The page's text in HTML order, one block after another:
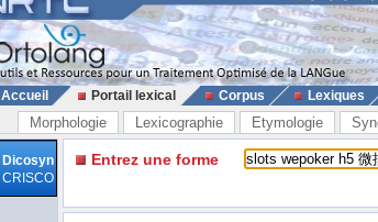
Accueil Portail lexical Corpus Lexiques
Morphologie Lexicographie Etymologie
Dicosyn
CRISCO
Entrez une forme